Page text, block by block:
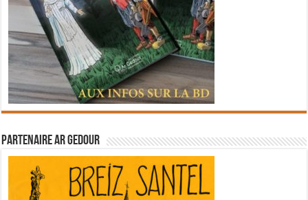
Partenaire Ar Gedour